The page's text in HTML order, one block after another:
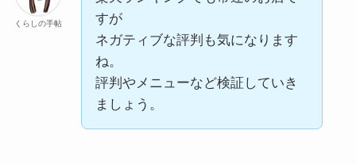
くらしの手帖
すが
ネガティブな評判も気になります
ね。
評判やメニューなど検証していき
ましょう。